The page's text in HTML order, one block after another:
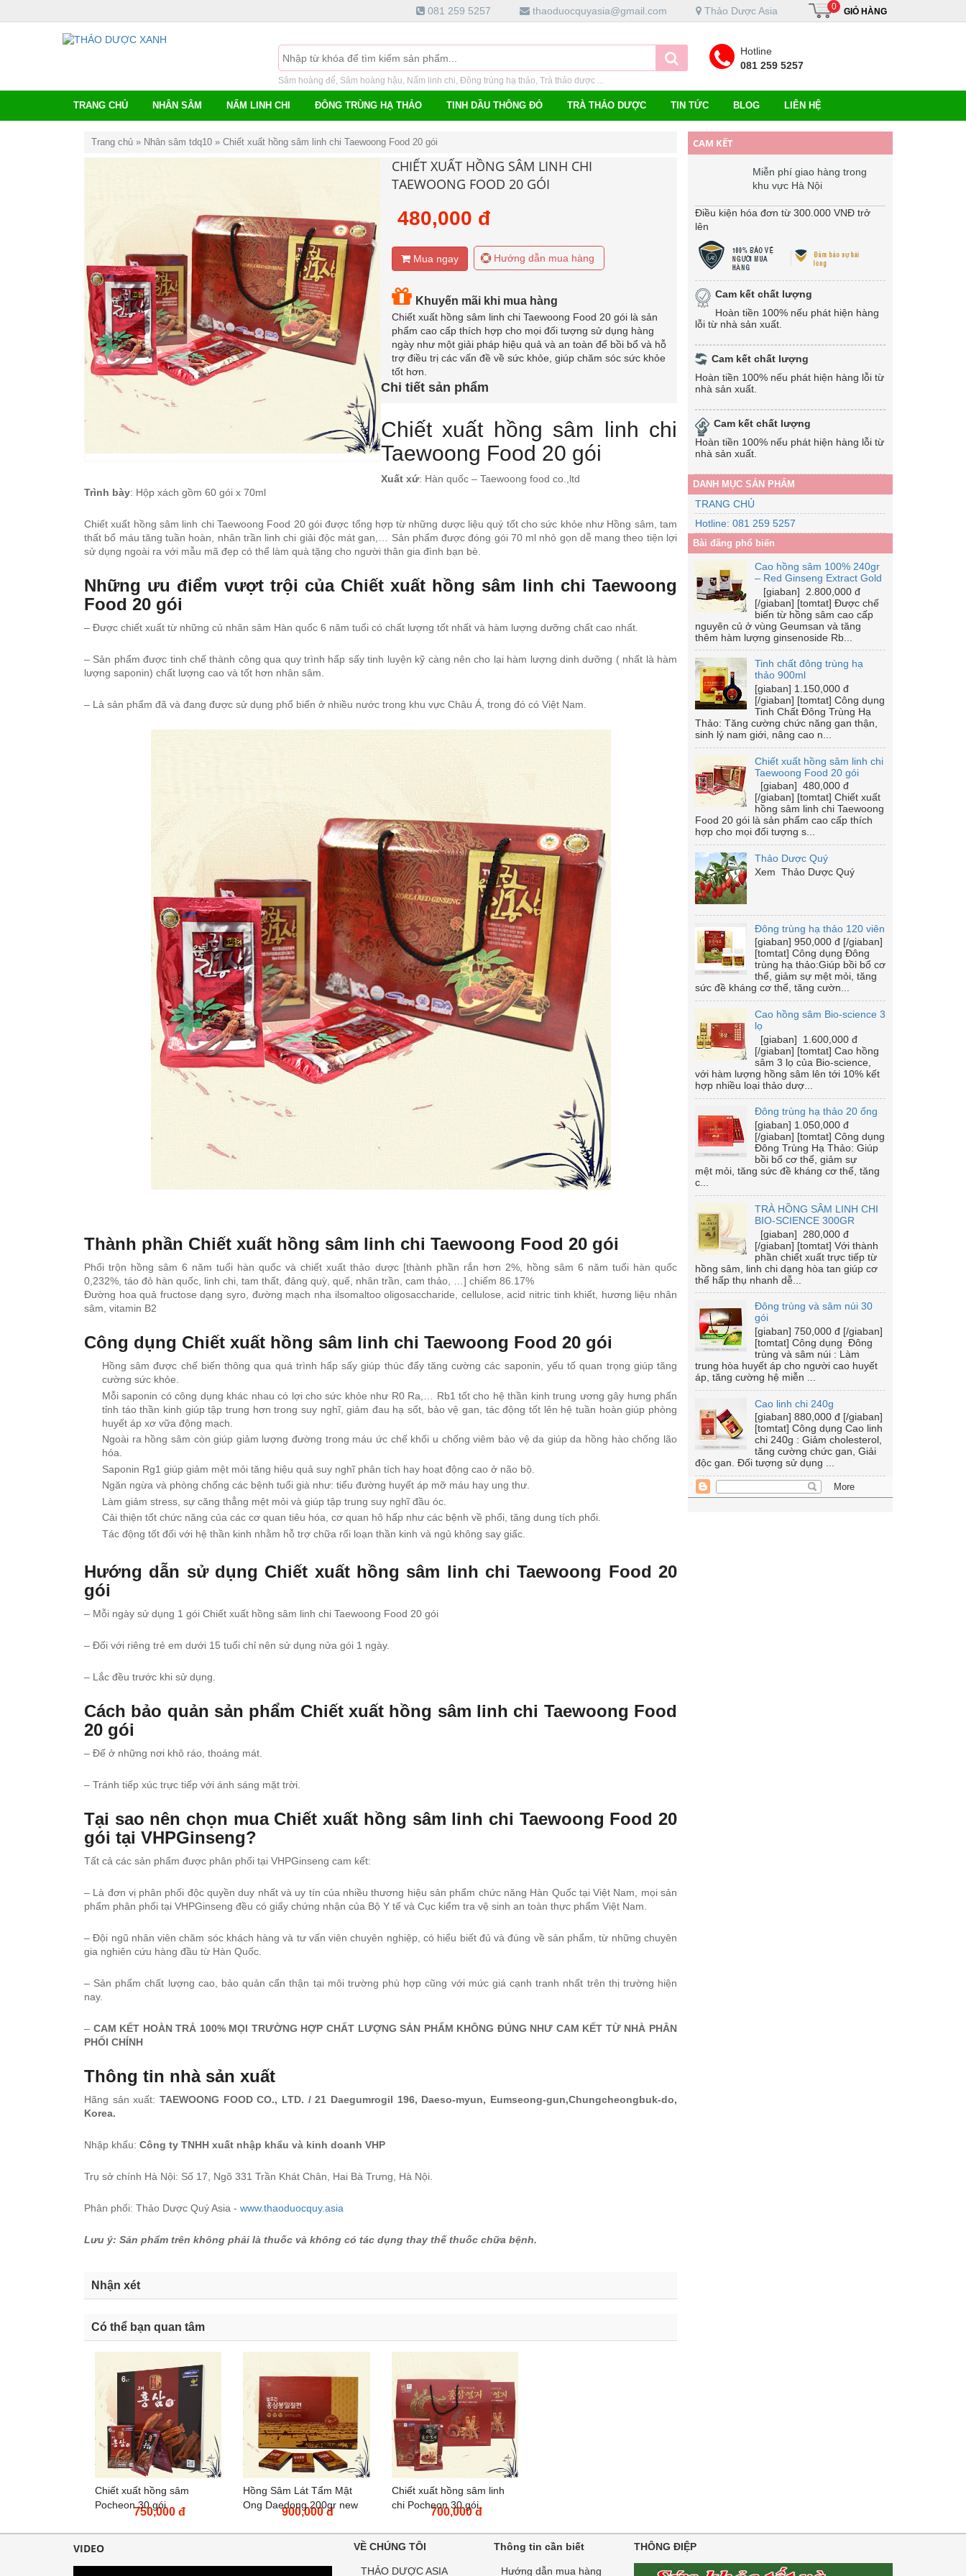
0 GIỎ HÀNG
Thảo Dược Asia
thaoduocquyasia@gmail.com
081 259 5257
Sâm hoàng đế, Sâm hoàng hậu, Nấm linh chi, Đông trùng hạ thảo, Trà thảo dược ...
Hotline
081 259 5257
TRANG CHỦ NHÂN SÂM NẤM LINH CHI ĐÔNG TRÙNG HẠ THẢO TINH DẦU THÔNG ĐỎ TRÀ THẢO DƯỢC TIN TỨC BLOG LIÊN HỆ
Trang chủ » Nhân sâm tdq10 » Chiết xuất hồng sâm linh chi Taewoong Food 20 gói
CHIẾT XUẤT HỒNG SÂM LINH CHI
TAEWOONG FOOD 20 GÓI
480,000 đ
Mua ngay Hướng dẫn mua hàng
Khuyến mãi khi mua hàng
Chiết xuất hồng sâm linh chi Taewoong Food 20 gói là sản
phẩm cao cấp thích hợp cho mọi đối tượng sử dụng hàng
ngày như một giải pháp hiệu quả và an toàn để bồi bổ và hỗ
trợ điều trị các vấn đề về sức khỏe, giúp chăm sóc sức khỏe
tốt hơn.
Chi tiết sản phẩm
Chiết xuất hồng sâm linh chi
Taewoong Food 20 gói
Xuất xứ: Hàn quốc – Taewoong food co.,ltd
Trình bày: Hộp xách gồm 60 gói x 70ml
Chiết xuất hồng sâm linh chi Taewoong Food 20 gói được tổng hợp từ những dược liệu quý tốt cho sức khỏe như Hồng sâm, tam
thất bổ máu tăng tuần hoàn, nhân trần linh chi giải độc mát gan,… Sản phẩm được đóng gói 70 ml nhỏ gọn dễ mang theo tiện lợi
sử dụng ngoài ra với mẫu mã đẹp có thể làm quà tặng cho người thân gia đình bạn bè.
Những ưu điểm vượt trội của Chiết xuất hồng sâm linh chi Taewoong
Food 20 gói
– Được chiết xuất từ những củ nhân sâm Hàn quốc 6 năm tuổi có chất lượng tốt nhất và hàm lượng dưỡng chất cao nhất.
– Sản phẩm được tinh chế thành công qua quy trình hấp sấy tinh luyện kỹ càng nên cho lại hàm lượng dinh dưỡng ( nhất là hàm
lượng saponin) chất lượng cao và tốt hơn nhân sâm.
– Là sản phẩm đã và đang được sử dụng phổ biến ở nhiều nước trong khu vực Châu Á, trong đó có Việt Nam.
Thành phần Chiết xuất hồng sâm linh chi Taewoong Food 20 gói
Phối trộn hồng sâm 6 năm tuổi hàn quốc và chiết xuất thảo dược [thành phần rắn hơn 2%, hồng sâm 6 năm tuổi hàn quốc
0,232%, táo đỏ hàn quốc, linh chi, tam thất, đảng quỳ, quế, nhân trần, cam thảo, …] chiếm 86.17%
Đường hoa quả fructose dạng syro, đường mạch nha ilsomaltoo oligosaccharide, cellulose, acid nitric tinh khiết, hương liệu nhân
sâm, vitamin B2
Công dụng Chiết xuất hồng sâm linh chi Taewoong Food 20 gói
Hồng sâm được chế biến thông qua quá trình hấp sấy giúp thúc đẩy tăng cường các saponin, yếu tố quan trọng giúp tăng
cường sức khỏe.
Mỗi saponin có công dụng khác nhau có lợi cho sức khỏe như R0 Ra,… Rb1 tốt cho hệ thần kinh trung ương gây hưng phấn
tỉnh táo thần kinh giúp tập trung hơn trong suy nghĩ, giảm đau hạ sốt, bảo vệ gan, tác động tốt lên hệ tuần hoàn giúp phòng
huyết áp xơ vữa động mạch.
Ngoài ra hồng sâm còn giúp giảm lượng đường trong máu ức chế khối u chống viêm bảo vệ da giúp da hồng hào chống lão
hóa.
Saponin Rg1 giúp giảm mệt mỏi tăng hiệu quả suy nghĩ phân tích hay hoạt động cao ở não bộ.
Ngăn ngừa và phòng chống các bệnh tuổi già như: tiểu đường huyết áp mỡ máu hay ung thư.
Làm giảm stress, sự căng thẳng mệt mỏi và giúp tập trung suy nghĩ đầu óc.
Cải thiện tốt chức năng của các cơ quan tiêu hóa, cơ quan hô hấp như các bệnh về phổi, tăng dung tích phổi.
Tác động tốt đối với hệ thần kinh nhằm hỗ trợ chữa rối loạn thần kinh và ngủ không say giấc.
Hướng dẫn sử dụng Chiết xuất hồng sâm linh chi Taewoong Food 20
gói
– Mỗi ngày sử dụng 1 gói Chiết xuất hồng sâm linh chi Taewoong Food 20 gói
– Đối với riêng trẻ em dưới 15 tuổi chỉ nên sử dụng nửa gói 1 ngày.
– Lắc đều trước khi sử dụng.
Cách bảo quản sản phẩm Chiết xuất hồng sâm linh chi Taewoong Food
20 gói
– Để ở những nơi khô ráo, thoáng mát.
– Tránh tiếp xúc trực tiếp với ánh sáng mặt trời.
Tại sao nên chọn mua Chiết xuất hồng sâm linh chi Taewoong Food 20
gói tại VHPGinseng?
Tất cả các sản phẩm được phân phối tại VHPGinseng cam kết:
– Là đơn vị phân phối độc quyền duy nhất và uy tín của nhiều thương hiệu sản phẩm chức năng Hàn Quốc tại Việt Nam, mọi sản
phẩm phân phối tại VHPGinseng đều có giấy chứng nhận của Bộ Y tế và Cục kiểm tra vệ sinh an toàn thực phẩm Việt Nam.
– Đội ngũ nhân viên chăm sóc khách hàng và tư vấn viên chuyên nghiệp, có hiểu biết đủ và đúng về sản phẩm, từ những chuyên
gia nghiên cứu hàng đầu từ Hàn Quốc.
– Sản phẩm chất lượng cao, bảo quản cẩn thận tại môi trường phù hợp cũng với mức giá cạnh tranh nhất trên thị trường hiện
nay.
– CAM KẾT HOÀN TRẢ 100% MỌI TRƯỜNG HỢP CHẤT LƯỢNG SẢN PHẨM KHÔNG ĐÚNG NHƯ CAM KẾT TỪ NHÀ PHÂN
PHỐI CHÍNH
Thông tin nhà sản xuất
Hãng sản xuất: TAEWOONG FOOD CO., LTD. / 21 Daegumrogil 196, Daeso-myun, Eumseong-gun,Chungcheongbuk-do,
Korea.
Nhập khẩu: Công ty TNHH xuất nhập khẩu và kinh doanh VHP
Trụ sở chính Hà Nội: Số 17, Ngõ 331 Trần Khát Chân, Hai Bà Trưng, Hà Nội.
Phân phối: Thảo Dược Quý Asia - www.thaoduocquy.asia
Lưu ý: Sản phẩm trên không phải là thuốc và không có tác dụng thay thế thuốc chữa bệnh.
Nhận xét
Có thể bạn quan tâm
Chiết xuất hồng sâm
Pocheon 30 gói
750,000 đ
Hồng Sâm Lát Tẩm Mật
Ong Daedong 200gr new
900,000 đ
Chiết xuất hồng sâm linh
chi Pocheon 30 gói
700,000 đ
CAM KẾT
Miễn phí giao hàng trong
khu vực Hà Nội
Điều kiện hóa đơn từ 300.000 VNĐ trở
lên
Cam kết chất lượng
Hoàn tiền 100% nếu phát hiện hàng
lỗi từ nhà sản xuất.
Cam kết chất lượng
Hoàn tiền 100% nếu phát hiện hàng lỗi từ
nhà sản xuất.
Cam kết chất lượng
Hoàn tiền 100% nếu phát hiện hàng lỗi từ
nhà sản xuất.
DANH MỤC SẢN PHẨM
TRANG CHỦ
Hotline: 081 259 5257
Bài đăng phổ biến
Cao hồng sâm 100% 240gr
– Red Ginseng Extract Gold
[giaban] 2.800,000 đ
[/giaban] [tomtat] Được chế
biến từ hồng sâm cao cấp
nguyên củ ở vùng Geumsan và tăng
thêm hàm lượng ginsenoside Rb...
Tinh chất đông trùng hạ
thảo 900ml
[giaban] 1.150,000 đ
[/giaban] [tomtat] Công dụng
Tinh Chất Đông Trùng Hạ
Thảo: Tăng cường chức năng gan thận,
sinh lý nam giới, nâng cao n...
Chiết xuất hồng sâm linh chi
Taewoong Food 20 gói
[giaban] 480,000 đ
[/giaban] [tomtat] Chiết xuất
hồng sâm linh chi Taewoong
Food 20 gói là sản phẩm cao cấp thích
hợp cho mọi đối tượng s...
Thảo Dược Quý
Xem Thảo Dược Quý
Đông trùng hạ thảo 120 viên
[giaban] 950,000 đ [/giaban]
[tomtat] Công dụng Đông
trùng hạ thảo:Giúp bồi bổ cơ
thể, giảm sự mệt mỏi, tăng
sức đề kháng cơ thể, tăng cườn...
Cao hồng sâm Bio-science 3
lọ
[giaban] 1.600,000 đ
[/giaban] [tomtat] Cao hồng
sâm 3 lọ của Bio-science,
với hàm lượng hồng sâm lên tới 10% kết
hợp nhiều loại thảo dượ...
Đông trùng hạ thảo 20 ống
[giaban] 1.050,000 đ
[/giaban] [tomtat] Công dụng
Đông Trùng Hạ Thảo: Giúp
bồi bổ cơ thể, giảm sự
mệt mỏi, tăng sức đề kháng cơ thể, tăng
c...
TRÀ HỒNG SÂM LINH CHI
BIO-SCIENCE 300GR
[giaban] 280,000 đ
[/giaban] [tomtat] Với thành
phần chiết xuất trực tiếp từ
hồng sâm, linh chi dạng hòa tan giúp cơ
thể hấp thụ nhanh dễ...
Đông trùng và sâm núi 30
gói
[giaban] 750,000 đ [/giaban]
[tomtat] Công dụng Đông
trùng và sâm núi : Làm
trung hòa huyết áp cho người cao huyết
áp, tăng cường hệ miễn ...
Cao linh chi 240g
[giaban] 880,000 đ [/giaban]
[tomtat] Công dụng Cao linh
chi 240g : Giảm cholesterol,
tăng cường chức gan, Giải
độc gan. Đối tượng sử dụng ...
VIDEO VỀ CHÚNG TÔI
THẢO DƯỢC ASIA
Thông tin cần biết
Hướng dẫn mua hàng
THÔNG ĐIỆP